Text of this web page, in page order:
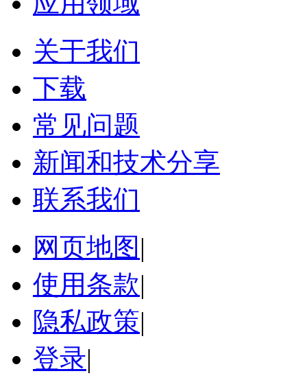
关于我们
下载
常见问题
新闻和技术分享
联系我们
网页地图 |
使用条款|
隐私政策|
登录|